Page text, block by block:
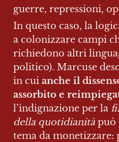
guerre, repressioni,
In questo caso, la
a colonizzare campi
richiedono altri
politico). Marcuse
in cui anche il
assorbito e
l’indignazione per la
della quotidianità può
tema da monetizzare: